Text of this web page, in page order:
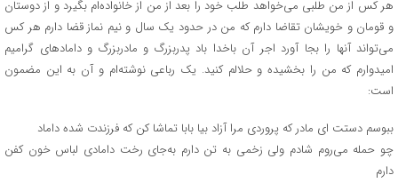
هر کس از من طلبی می‌خواهد طلب خود را بعد از من از خانواده‌ام بگیرد و از دوستان
و قومان و خویشان تقاضا دارم که من در حدود یک سال و نیم نماز قضا دارم هر کس
می‌تواند آنها را بجا آورد اجر آن باخدا باد پدربزرگ و مادربزرگ و دامادهای گرامیم
امیدوارم که من را بخشیده و حلالم کنید. یک رباعی نوشته‌ام و آن به این مضمون
است:
ببوسم دستت ای مادر که پروردی مرا آزاد بیا بابا تماشا کن که فرزندت شده داماد
چو حمله می‌روم شادم ولی زخمی به تن دارم به‌جای رخت دامادی لباس خون کفن
دارم